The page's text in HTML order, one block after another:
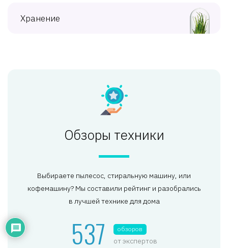
Хранение
Обзоры техники
Выбираете пылесос, стиральную машину, или
кофемашину? Мы составили рейтинг и разобрались
в лучшей технике для дома
537 обзоров
от экспертов